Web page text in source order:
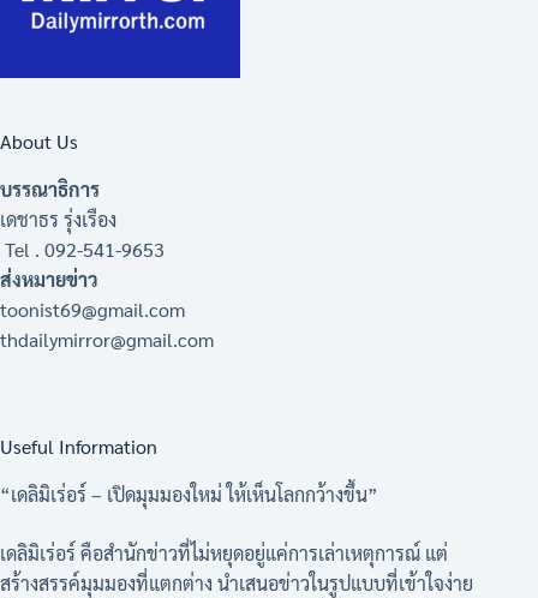
About Us
บรรณาธิการ
เดชาธร รุ่งเรือง
Tel . 092-541-9653
ส่งหมายข่าว
toonist69@gmail.com
thdailymirror@gmail.com
Useful Information
“เดลิมิเร่อร์ – เปิดมุมมองใหม่ ให้เห็นโลกกว้างขึ้น”
เดลิมิเร่อร์ คือสำนักข่าวที่ไม่หยุดอยู่แค่การเล่าเหตุการณ์ แต่
สร้างสรรค์มุมมองที่แตกต่าง นำเสนอข่าวในรูปแบบที่เข้าใจง่าย